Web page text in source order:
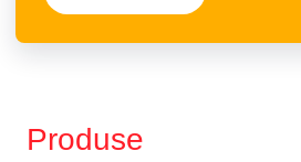
Produse